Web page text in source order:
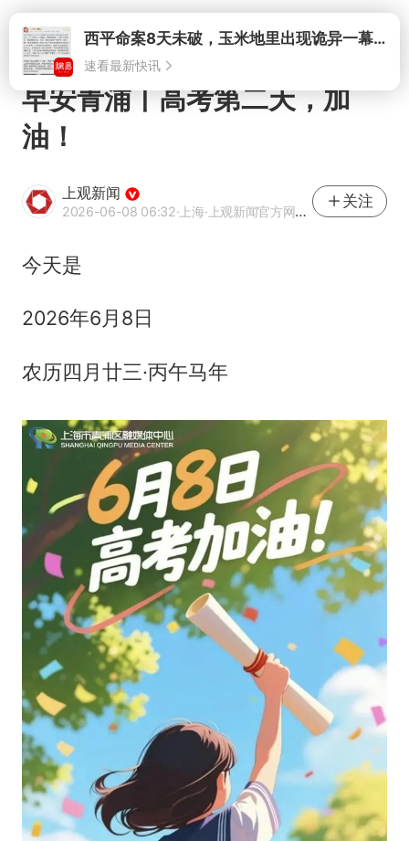
打开
速看最新快讯
早安青浦丨高考第二天，加
油！
上观新闻
2026-06-08 06:32·上海·上观新闻官方网易号
关注
今天是
2026年6月8日
农历四月廿三·丙午马年